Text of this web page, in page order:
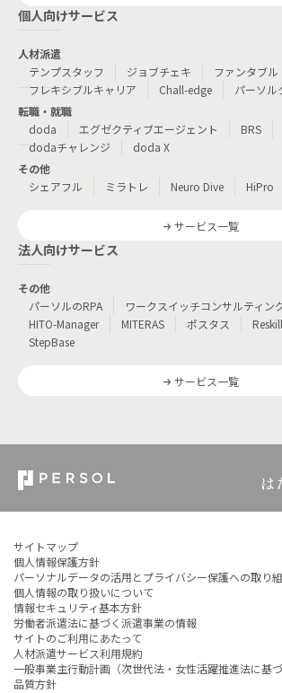
個人向けサービス
人材派遣
テンプスタッフ
ジョブチェキ
ファンタブル
フレキシブルキャリア
Chall-edge
パーソル
転職・就職
doda
エグゼクティブエージェント BRS
dodaチャレンジ
doda X
その他
シェアフル
ミラトレ Neuro Dive HiPro
サービス一覧
法人向けサービス
その他
パーソルのRPA
ワークスイッチコンサルティン
HITO-Manager
MITERAS ポスタス
StepBase
サービス一覧
サイトマップ
個人情報保護方針
パーソナルデータの活用とプライバシー保護への取り
個人情報の取り扱いについて
情報セキュリティ基本方針
労働者派遣法に基づく派遣事業の情報
サイトのご利用にあたって
人材派遣サービス利用規約
一般事業主行動計画（次世代法・女性活躍推進法に基づ
品質方針